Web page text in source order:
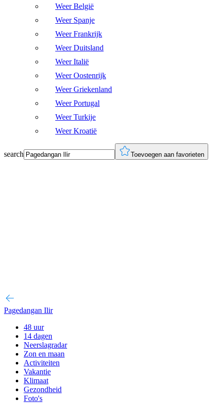
Weer België
Weer Spanje
Weer Frankrijk
Weer Duitsland
Weer Italië
Weer Oostenrijk
Weer Griekenland
Weer Portugal
Weer Turkije
Weer Kroatië
search Toevoegen aan favorieten
Pagedangan Ilir
48 uur
14 dagen
Neerslagradar
Zon en maan
Activiteiten
Vakantie
Klimaat
Gezondheid
Foto's